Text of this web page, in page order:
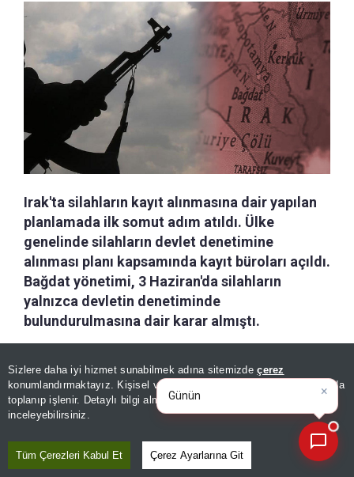
Sizlere daha iyi hizmet sunabilmek adına sitemizdeçerez
konumlandırmaktayız. Kişisel verileriniz, KVKK ve GDPR kapsamında
toplanıp işlenir. Detaylı bilgi almak içinAydınlatma Metnimizi
inceleyebilirsiniz.
Tüm Çerezleri Kabul Et Çerez Ayarlarına Git
Irak'ta silahların kayıt alınmasına dair yapılan
planlamada ilk somut adım atıldı. Ülke
genelinde silahların devlet denetimine
alınması planı kapsamında kayıt büroları açıldı.
Bağdat yönetimi, 3 Haziran'da silahların
yalnızca devletin denetiminde
bulundurulmasına dair karar almıştı.
Özetle Dinle Kaydet a-| +A
Irak'ta hükümetin silahların devlet denetimine
genelinde silah kayıt ve ruhsat işlemlerinin
×
Günün spor, gündem ve
ekonomi gelişmelerini analiz